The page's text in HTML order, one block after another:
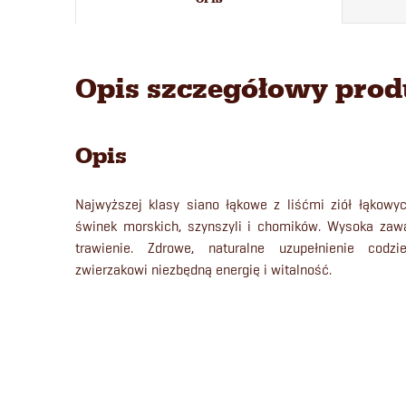
Opis szczegółowy
Opis
Najwyższej klasy siano łąkowe z liśćmi ziół
świnek morskich, szynszyli i chomików. Wysoka
trawienie. Zdrowe, naturalne uzupełnienie
zwierzakowi niezbędną energię i witalność.